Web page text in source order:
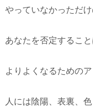
やっていなかっただけ
あなたを否定すること
よりよくなるための
人には陰陽、表裏、